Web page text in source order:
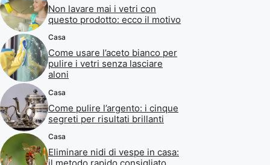
Non lavare mai i vetri con
questo prodotto: ecco il motivo
Casa
Come usare l’aceto bianco per
pulire i vetri senza lasciare
aloni
Casa
Come pulire l’argento: i cinque
segreti per risultati brillanti
Casa
Eliminare nidi di vespe in casa: